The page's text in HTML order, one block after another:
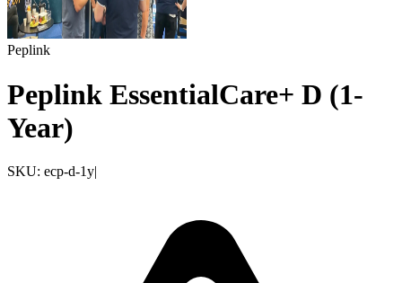
Peplink
Peplink EssentialCare+ D (1-
Year)
SKU: ecp-d-1y|